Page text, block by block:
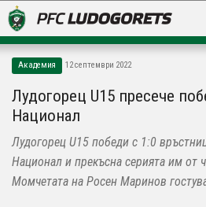
LUDOGORETS TV
НА ТЕРЕНА
СТАДИОН & БАЗИ
Академия 12 септември 2022
Лудогорец U15 пресече
Национал
Лудогорец U15 победи с 1:0
Национал и прекъсна серията им от
Момчетата на Росен Маринов